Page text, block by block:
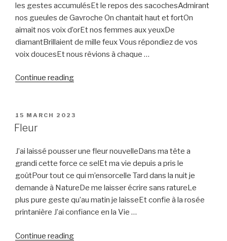
les gestes accumulésEt le repos des sacochesAdmirant
nos gueules de Gavroche On chantait haut et fortOn
aimait nos voix d’orEt nos femmes aux yeuxDe
diamantBrillaient de mille feux Vous répondiez de vos
voix doucesEt nous rêvions à chaque …
Continue reading“Dimanche”
POSTED
ON
15 MARCH 2023
Fleur
J’ai laissé pousser une fleur nouvelleDans ma tête a
grandi cette force ce selEt ma vie depuis a pris le
goûtPour tout ce qui m’ensorcelle Tard dans la nuit je
demande à NatureDe me laisser écrire sans ratureLe
plus pure geste qu’au matin je laisseEt confie à la rosée
printanière J’ai confiance en la Vie …
Continue reading“Fleur”